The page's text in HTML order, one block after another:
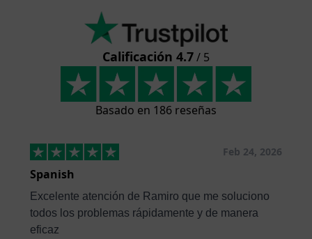
Calificación 4.7/ 5
Basado en 186 reseñas
Feb 24, 2026
Spanish
Excelente atención de Ramiro que me soluciono
todos los problemas rápidamente y de manera
eficaz